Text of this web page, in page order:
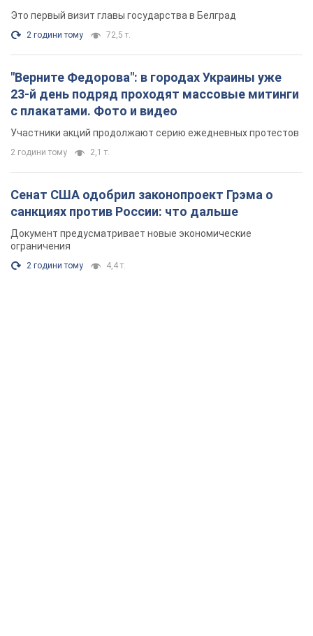
Это первый визит главы государства в Белград
2 години тому 72,5 т.
"Верните Федорова": в городах Украины уже
23-й день подряд проходят массовые митинги
с плакатами. Фото и видео
Участники акций продолжают серию ежедневных протестов
2 години тому 2,1 т.
Сенат США одобрил законопроект Грэма о
санкциях против России: что дальше
Документ предусматривает новые экономические
ограничения
2 години тому 4,4 т.